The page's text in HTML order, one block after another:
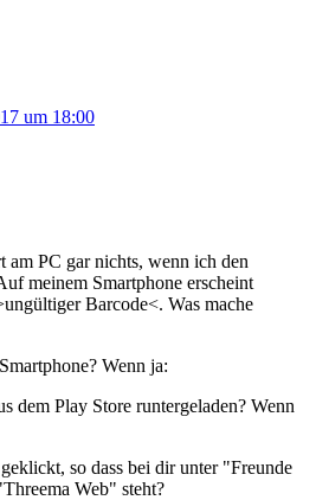
um 18:00
am PC gar nichts, wenn ich den
meinem Smartphone erscheint
Barcode<. Was mache
Wenn ja:
dem Play Store runtergeladen? Wenn
so dass bei dir unter "Freunde
Web" steht?